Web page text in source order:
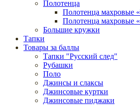
Полотенца
Полотенца махровые
Полотенца махровые
Большие кружки
Тапки
Товары за баллы
Тапки "Русский след"
Рубашки
Поло
Джинсы и слаксы
Джинсовые куртки
Джинсовые пиджаки